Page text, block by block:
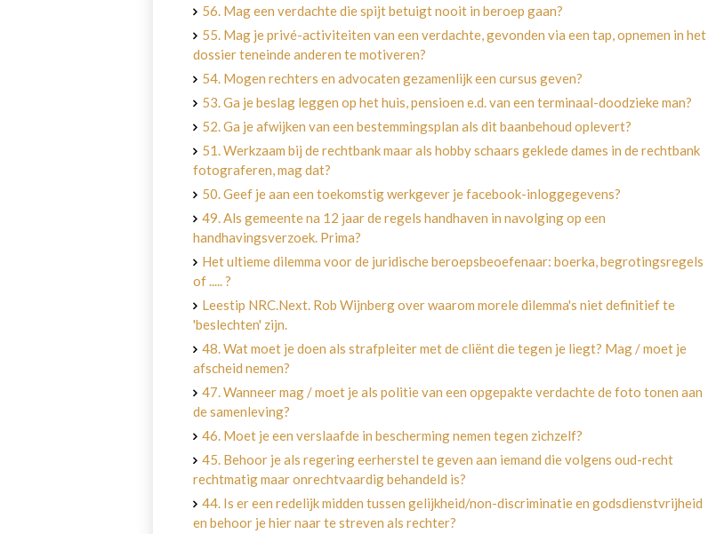
56. Mag een verdachte die spijt betuigt nooit in beroep gaan?
55. Mag je privé-activiteiten van een verdachte, gevonden via een tap, opnemen in het
dossier teneinde anderen te motiveren?
54. Mogen rechters en advocaten gezamenlijk een cursus geven?
53. Ga je beslag leggen op het huis, pensioen e.d. van een terminaal-doodzieke man?
52. Ga je afwijken van een bestemmingsplan als dit baanbehoud oplevert?
51. Werkzaam bij de rechtbank maar als hobby schaars geklede dames in de rechtbank
fotograferen, mag dat?
50. Geef je aan een toekomstig werkgever je facebook-inloggegevens?
49. Als gemeente na 12 jaar de regels handhaven in navolging op een
handhavingsverzoek. Prima?
Het ultieme dilemma voor de juridische beroepsbeoefenaar: boerka, begrotingsregels
of ..... ?
Leestip NRC.Next. Rob Wijnberg over waarom morele dilemma's niet definitief te
'beslechten' zijn.
48. Wat moet je doen als strafpleiter met de cliënt die tegen je liegt? Mag / moet je
afscheid nemen?
47. Wanneer mag / moet je als politie van een opgepakte verdachte de foto tonen aan
de samenleving?
46. Moet je een verslaafde in bescherming nemen tegen zichzelf?
45. Behoor je als regering eerherstel te geven aan iemand die volgens oud-recht
rechtmatig maar onrechtvaardig behandeld is?
44. Is er een redelijk midden tussen gelijkheid/non-discriminatie en godsdienstvrijheid
en behoor je hier naar te streven als rechter?